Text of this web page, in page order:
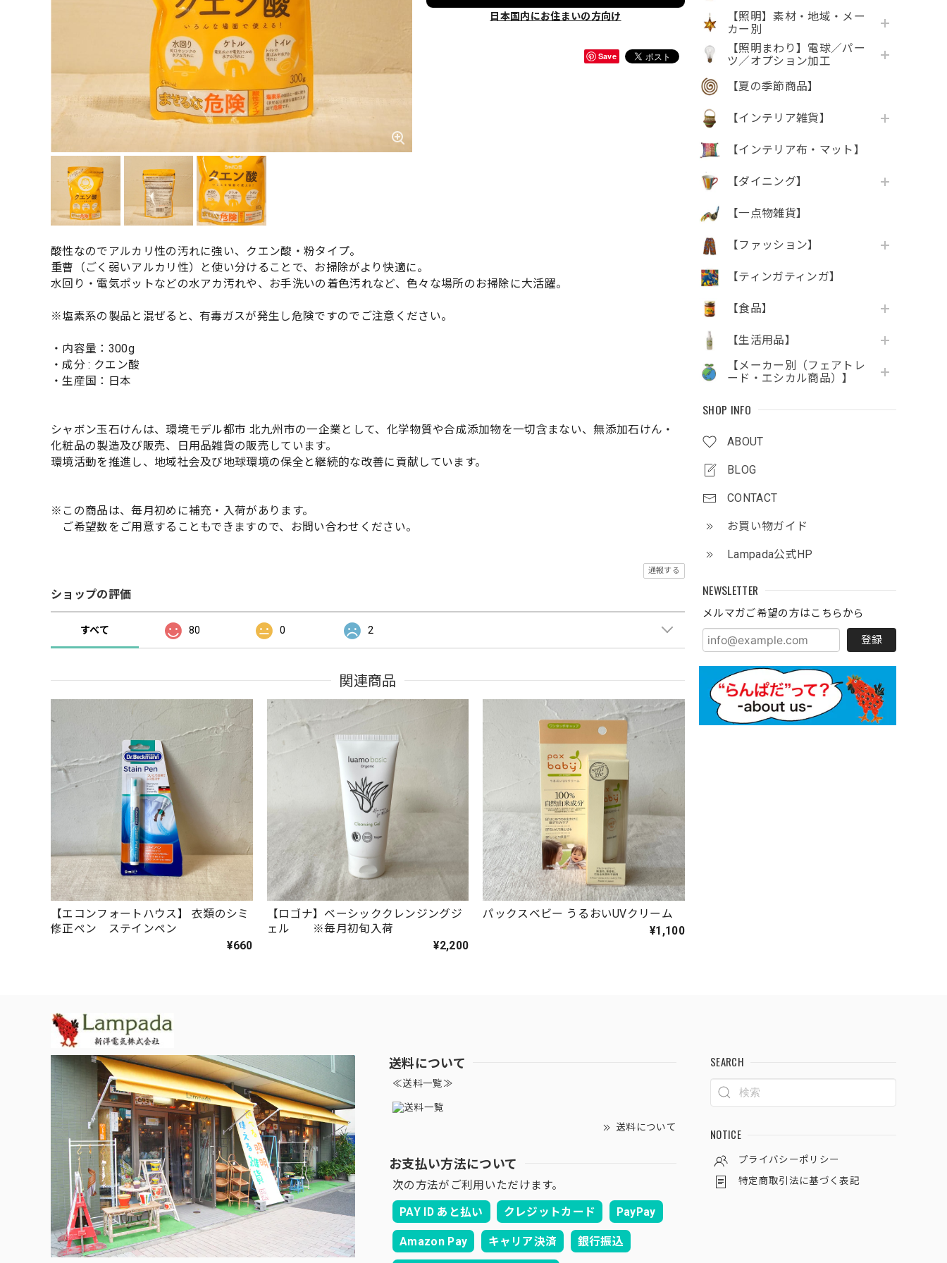
【照明】素材・地域・メー
カー別
【照明まわり】電球／パー
ツ／オプション加工
【夏の季節商品】
【インテリア雑貨】
【インテリア布・マット】
【ダイニング】
【一点物雑貨】
【ファッション】
【ティンガティンガ】
【食品】
【生活用品】
【メーカー別（フェアトレ
ード・エシカル商品）】
SHOP INFO
ABOUT
BLOG
CONTACT
お買い物ガイド
Lampada公式HP
NEWSLETTER
メルマガご希望の方はこちらから
登録
日本国内にお住まいの方向け
Save
酸性なのでアルカリ性の汚れに強い、クエン酸・粉タイプ。
重曹（ごく弱いアルカリ性）と使い分けることで、お掃除がより快適に。
水回り・電気ポットなどの水アカ汚れや、お手洗いの着色汚れなど、色々な場所のお掃除に大活躍。
※塩素系の製品と混ぜると、有毒ガスが発生し危険ですのでご注意ください。
・内容量：300g
・成分 : クエン酸
・生産国：日本
シャボン玉石けんは、環境モデル都市 北九州市の一企業として、化学物質や合成添加物を一切含まない、無添加石けん・
化粧品の製造及び販売、日用品雑貨の販売しています。
環境活動を推進し、地域社会及び地球環境の保全と継続的な改善に貢献しています。
※この商品は、毎月初めに補充・入荷があります。
ご希望数をご用意することもできますので、お問い合わせください。
通報する
ショップの評価
すべて 80 0 2
関連商品
【エコンフォートハウス】 衣類のシミ
修正ペン ステインペン
¥660
【ロゴナ】ベーシッククレンジングジ
ェル ※毎月初旬入荷
¥2,200
パックスベビー うるおいUVクリーム
¥1,100
送料について
≪送料一覧≫
送料について
お支払い方法について
次の方法がご利用いただけます。
PAY ID あと払い
クレジットカード PayPay
Amazon Pay キャリア決済 銀行振込
SEARCH
NOTICE
プライバシーポリシー
特定商取引法に基づく表記